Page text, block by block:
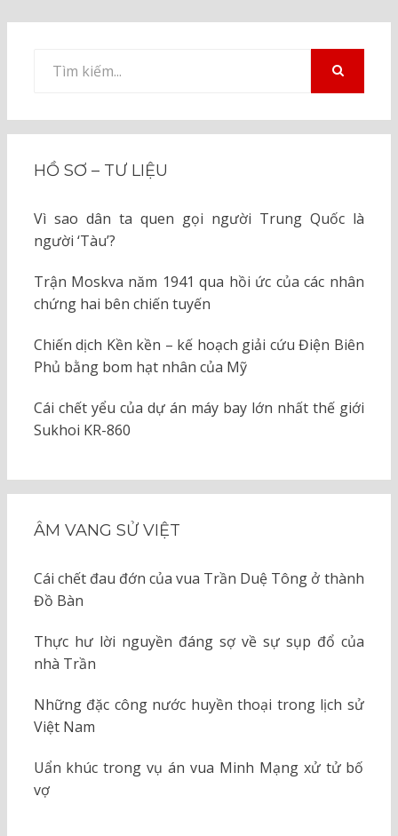
kiếm
HỒ SƠ – TƯ LIỆU
Vì sao dân ta quen gọi người Trung Quốc là
người ‘Tàu’?
Trận Moskva năm 1941 qua hồi ức của các nhân
chứng hai bên chiến tuyến
Chiến dịch Kền kền – kế hoạch giải cứu Điện Biên
Phủ bằng bom hạt nhân của Mỹ
Cái chết yểu của dự án máy bay lớn nhất thế giới
Sukhoi KR-860
ÂM VANG SỬ VIỆT
Cái chết đau đớn của vua Trần Duệ Tông ở thành
Đồ Bàn
Thực hư lời nguyền đáng sợ về sự sụp đổ của
nhà Trần
Những đặc công nước huyền thoại trong lịch sử
Việt Nam
Uẩn khúc trong vụ án vua Minh Mạng xử tử bố
vợ